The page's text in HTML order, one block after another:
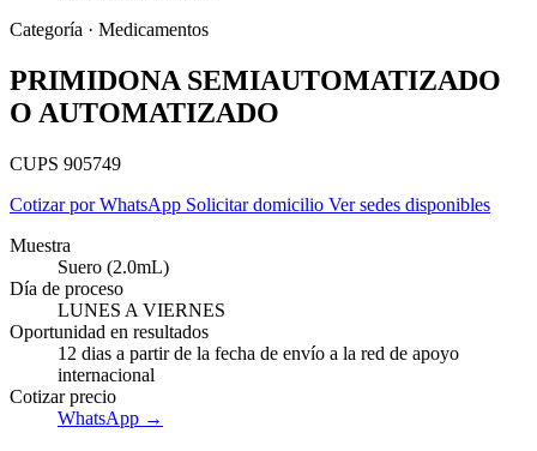
Empresas
Categoría · Medicamentos
PRIMIDONA SEMIAUTOMATIZADO
O AUTOMATIZADO
CUPS 905749
Cotizar por WhatsApp Solicitar domicilio Ver sedes disponibles
Muestra
Suero (2.0mL)
Día de proceso
LUNES A VIERNES
Oportunidad en resultados
12 dias a partir de la fecha de envío a la red de apoyo
internacional
Cotizar precio
WhatsApp →